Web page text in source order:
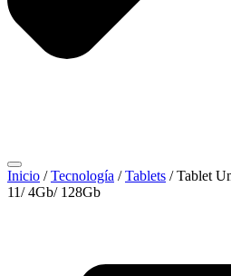
Inicio /Tecnología /Tablets / Tablet
11/ 4Gb/ 128Gb